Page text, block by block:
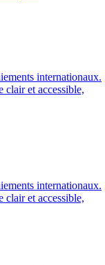
internationaux.
clair et accessible,
internationaux.
clair et accessible,